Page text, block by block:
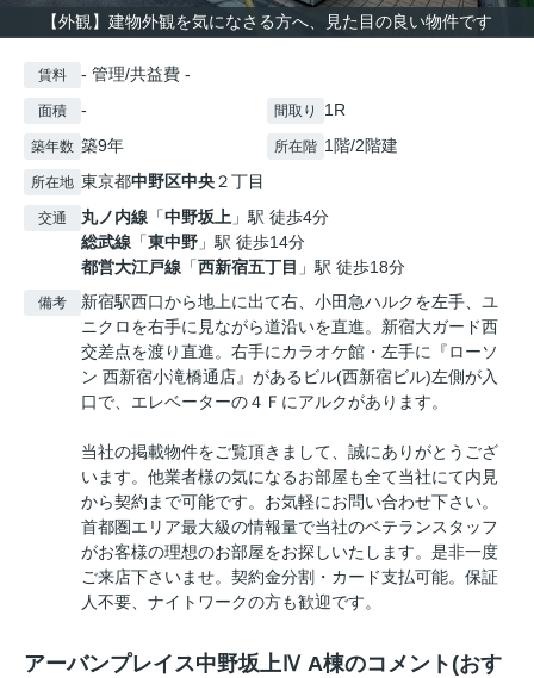
【外観】建物外観を気になさる方へ、見た目の良い物件です
賃料 - 管理/共益費 -
面積 - 間取り 1R
築年数 築9年 所在階 1階/2階建
所在地 東京都中野区中央２丁目
交通 丸ノ内線 「中野坂上 」駅 徒歩4分
総武線 「東中野 」駅 徒歩14分
都営大江戸線 「西新宿五丁目 」駅 徒歩18分
備考
新宿駅西口から地上に出て右、小田急ハルクを左手、ユ
ニクロを右手に見ながら道沿いを直進。新宿大ガード西
交差点を渡り直進。右手にカラオケ館・左手に『ローソ
ン 西新宿小滝橋通店』があるビル(西新宿ビル)左側が入
口で、エレベーターの４Ｆにアルクがあります。
当社の掲載物件をご覧頂きまして、誠にありがとうござ
います。他業者様の気になるお部屋も全て当社にて内見
から契約まで可能です。お気軽にお問い合わせ下さい。
首都圏エリア最大級の情報量で当社のベテランスタッフ
がお客様の理想のお部屋をお探しいたします。是非一度
ご来店下さいませ。契約金分割・カード支払可能。保証
人不要、ナイトワークの方も歓迎です。
アーバンプレイス中野坂上Ⅳ A棟のコメント(おす